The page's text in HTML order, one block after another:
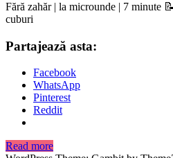
Fără zahăr | la microunde | 7 minute
cuburi
Partajează asta:
Facebook
WhatsApp
Pinterest
Reddit
Read more